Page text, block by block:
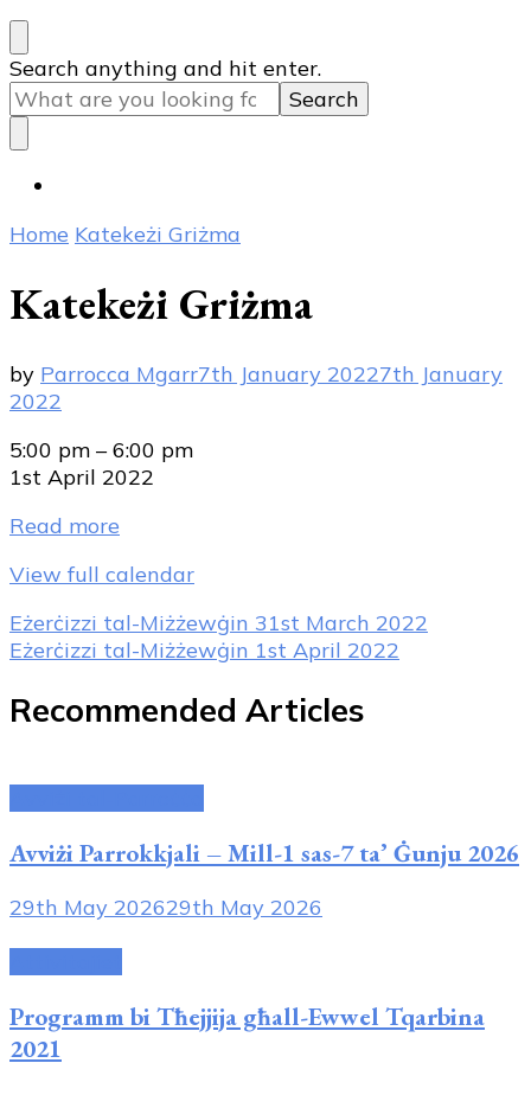
Looking
for
Something?
Search anything and hit enter.
Home Katekeżi Griżma
Katekeżi Griżma
by Parrocca Mgarr7th January 20227th January
2022
Katekeżi
Griżma
5:00 pm – 6:00 pm
1st April 2022
Read more
View full calendar
Post
Navigation
Eżerċizzi tal-Miżżewġin 31st March 2022
Eżerċizzi tal-Miżżewġin 1st April 2022
Recommended Articles
Avviżi Parrokkjali – Mill-1 sas-7 ta’ Ġunju 2026
29th May 202629th May 2026
Programm bi Tħejjija għall-Ewwel Tqarbina
2021